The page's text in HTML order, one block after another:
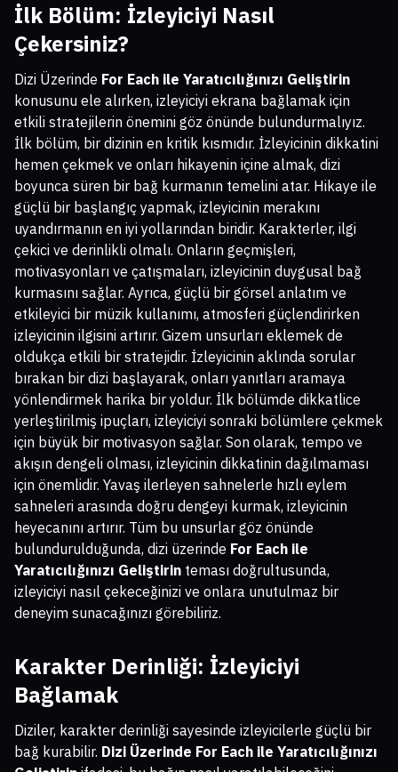
İlk Bölüm: İzleyiciyi Nasıl
Çekersiniz?
Dizi Üzerinde For Each ile Yaratıcılığınızı Geliştirin
konusunu ele alırken, izleyiciyi ekrana bağlamak için
etkili stratejilerin önemini göz önünde bulundurmalıyız.
İlk bölüm, bir dizinin en kritik kısmıdır. İzleyicinin dikkatini
hemen çekmek ve onları hikayenin içine almak, dizi
boyunca süren bir bağ kurmanın temelini atar. Hikaye ile
güçlü bir başlangıç yapmak, izleyicinin merakını
uyandırmanın en iyi yollarından biridir. Karakterler, ilgi
çekici ve derinlikli olmalı. Onların geçmişleri,
motivasyonları ve çatışmaları, izleyicinin duygusal bağ
kurmasını sağlar. Ayrıca, güçlü bir görsel anlatım ve
etkileyici bir müzik kullanımı, atmosferi güçlendirirken
izleyicinin ilgisini artırır. Gizem unsurları eklemek de
oldukça etkili bir stratejidir. İzleyicinin aklında sorular
bırakan bir dizi başlayarak, onları yanıtları aramaya
yönlendirmek harika bir yoldur. İlk bölümde dikkatlice
yerleştirilmiş ipuçları, izleyiciyi sonraki bölümlere çekmek
için büyük bir motivasyon sağlar. Son olarak, tempo ve
akışın dengeli olması, izleyicinin dikkatinin dağılmaması
için önemlidir. Yavaş ilerleyen sahnelerle hızlı eylem
sahneleri arasında doğru dengeyi kurmak, izleyicinin
heyecanını artırır. Tüm bu unsurlar göz önünde
bulundurulduğunda, dizi üzerinde For Each ile
Yaratıcılığınızı Geliştirin teması doğrultusunda,
izleyiciyi nasıl çekeceğinizi ve onlara unutulmaz bir
deneyim sunacağınızı görebiliriz.
Karakter Derinliği: İzleyiciyi
Bağlamak
Diziler, karakter derinliği sayesinde izleyicilerle güçlü bir
bağ kurabilir. Dizi Üzerinde For Each ile Yaratıcılığınızı